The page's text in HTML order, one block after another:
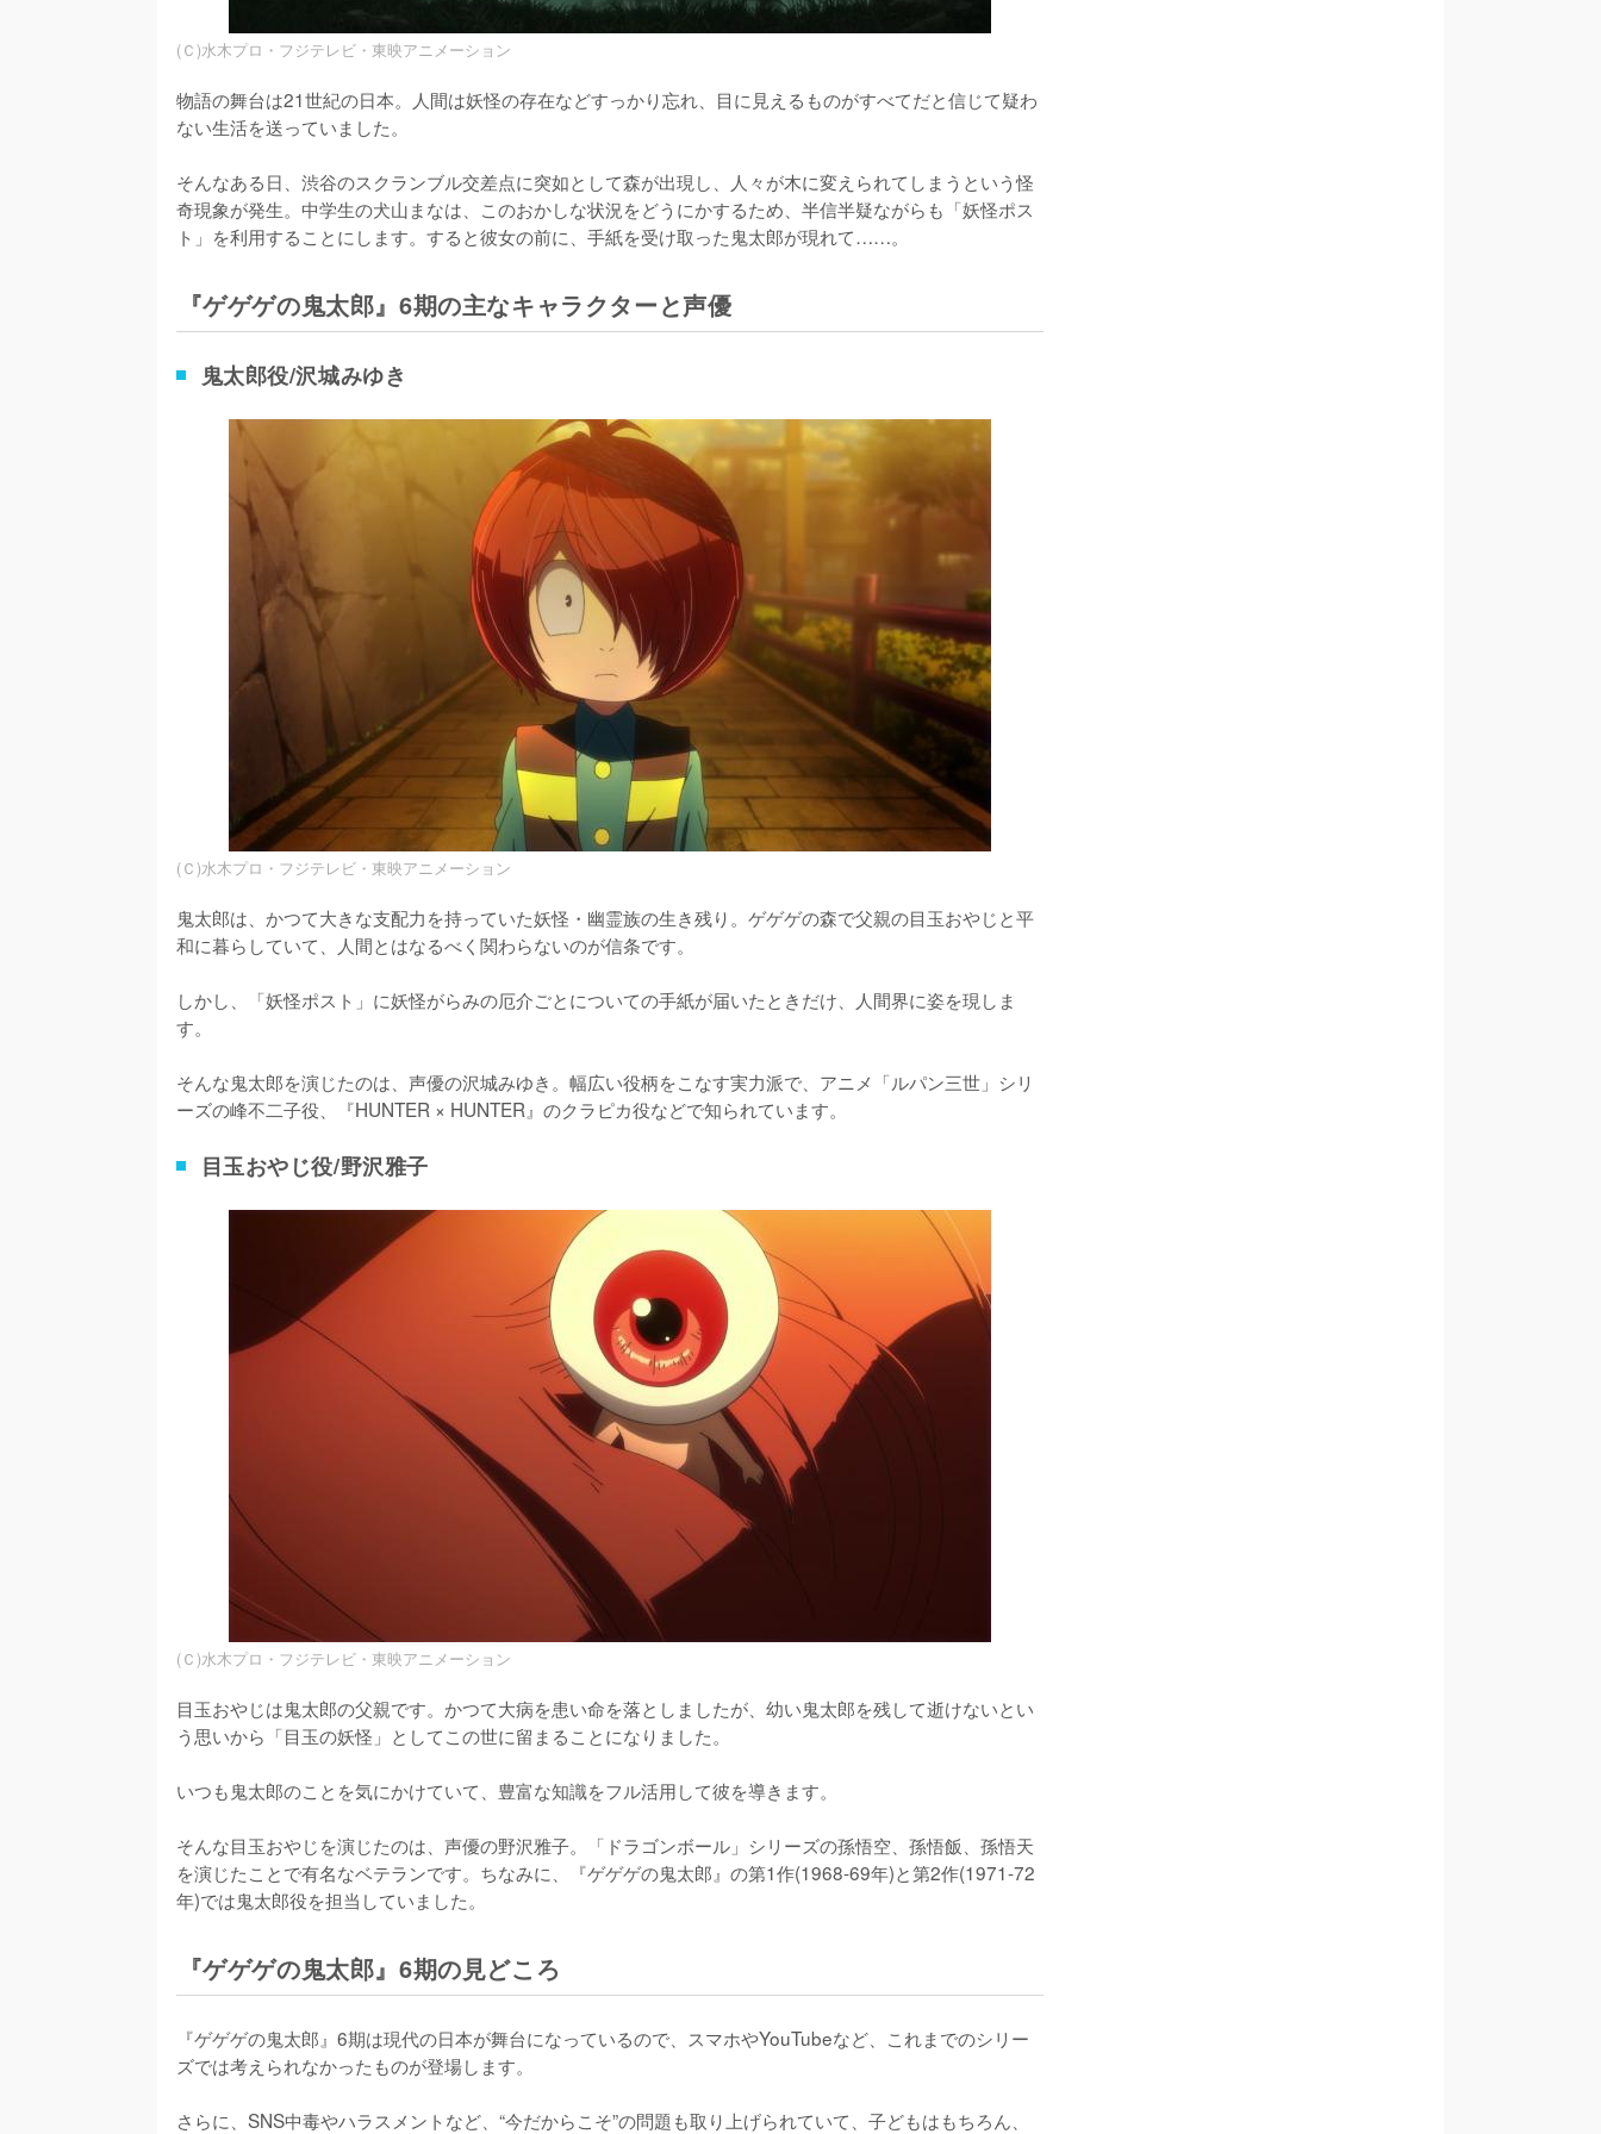
(Ｃ)水木プロ・フジテレビ・東映アニメーション
物語の舞台は21世紀の日本。人間は妖怪の存在などすっかり忘れ、目に見えるものがすべてだと信じて疑わ
ない生活を送っていました。
そんなある日、渋谷のスクランブル交差点に突如として森が出現し、人々が木に変えられてしまうという怪
奇現象が発生。中学生の犬山まなは、このおかしな状況をどうにかするため、半信半疑ながらも「妖怪ポス
ト」を利用することにします。すると彼女の前に、手紙を受け取った鬼太郎が現れて……。
『ゲゲゲの鬼太郎』6期の主なキャラクターと声優
鬼太郎役/沢城みゆき
(Ｃ)水木プロ・フジテレビ・東映アニメーション
鬼太郎は、かつて大きな支配力を持っていた妖怪・幽霊族の生き残り。ゲゲゲの森で父親の目玉おやじと平
和に暮らしていて、人間とはなるべく関わらないのが信条です。
しかし、「妖怪ポスト」に妖怪がらみの厄介ごとについての手紙が届いたときだけ、人間界に姿を現しま
す。
そんな鬼太郎を演じたのは、声優の沢城みゆき。幅広い役柄をこなす実力派で、アニメ「ルパン三世」シリ
ーズの峰不二子役、『HUNTER × HUNTER』のクラピカ役などで知られています。
目玉おやじ役/野沢雅子
(Ｃ)水木プロ・フジテレビ・東映アニメーション
目玉おやじは鬼太郎の父親です。かつて大病を患い命を落としましたが、幼い鬼太郎を残して逝けないとい
う思いから「目玉の妖怪」としてこの世に留まることになりました。
いつも鬼太郎のことを気にかけていて、豊富な知識をフル活用して彼を導きます。
そんな目玉おやじを演じたのは、声優の野沢雅子。「ドラゴンボール」シリーズの孫悟空、孫悟飯、孫悟天
を演じたことで有名なベテランです。ちなみに、『ゲゲゲの鬼太郎』の第1作(1968-69年)と第2作(1971-72
年)では鬼太郎役を担当していました。
『ゲゲゲの鬼太郎』6期の見どころ
『ゲゲゲの鬼太郎』6期は現代の日本が舞台になっているので、スマホやYouTubeなど、これまでのシリー
ズでは考えられなかったものが登場します。
さらに、SNS中毒やハラスメントなど、“今だからこそ”の問題も取り上げられていて、子どもはもちろん、